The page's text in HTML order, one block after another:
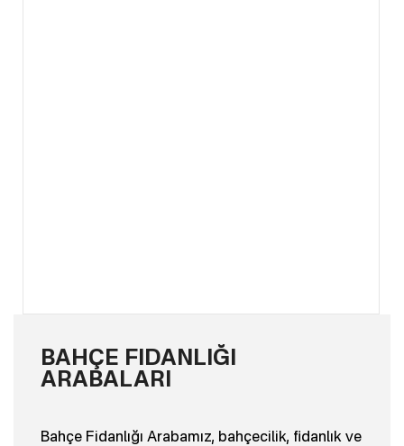
BAHÇE FIDANLIĞI
ARABALARI
Bahçe Fidanlığı Arabamız, bahçecilik, fidanlık ve